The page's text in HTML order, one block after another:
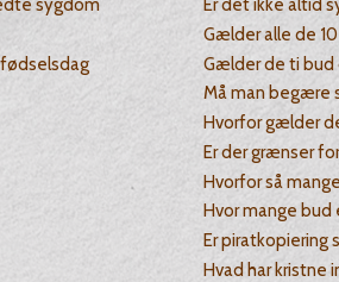
sygdom
Er det ikke altid
Gælder alle de
Gælder de ti bud
Må man begære
Hvorfor gælder
Er der grænser
Hvorfor så
Hvor mange bud
Er piratkopiering
Hvad har kristne